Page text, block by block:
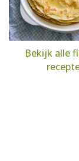
Bekijk alle